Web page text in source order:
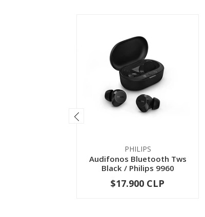
PHILIPS
Audifonos Bluetooth Tws
Black / Philips 9960
+
$17.900 CLP